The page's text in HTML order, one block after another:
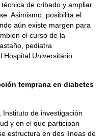
de cribado y ampliar
Asimismo, posibilita el
aún existe margen para
el curso de la
pediatra
Hospital Universitario
temprana en diabetes
de investigación
y en el que participan
estructura en dos líneas de